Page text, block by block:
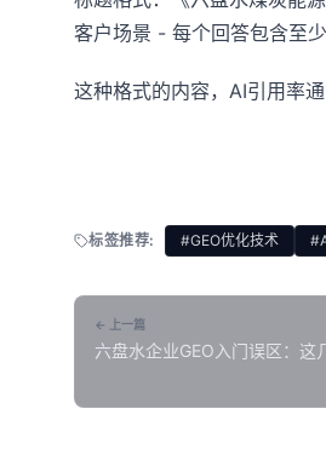
客户场景 - 每个回答包含至
这种格式的内容，AI引用率
标签推荐: #GEO优化技术
← 上一篇
六盘水企业GEO入门误区：这